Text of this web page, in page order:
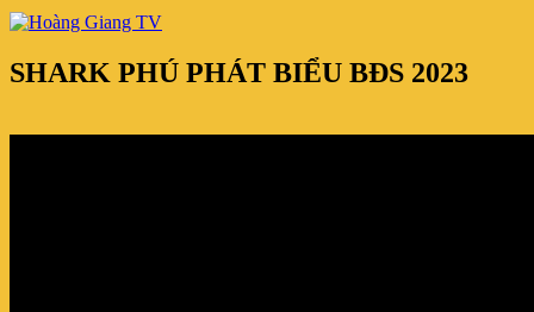
SHARK PHÚ PHÁT BIỂU BĐS 2023